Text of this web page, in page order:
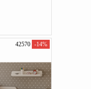
42570 -14%